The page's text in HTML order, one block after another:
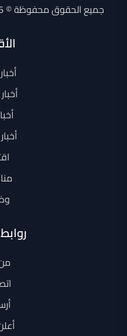
جميع الحقوق محفوظة © 2026 وكالة أنباء سرايا الإخبارية